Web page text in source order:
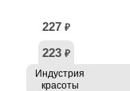
227 ₽
223 ₽
Индустрия
красоты